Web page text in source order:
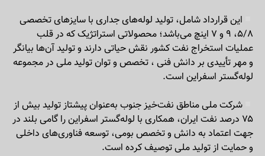
این قرارداد شامل، تولید لوله‌های جداری با سایزهای تخصصی
۵/۸، ۹ و ۷ اینچ می‌باشد؛ محصولاتی استراتژیک که در قلب
عملیات استخراج نفت کشور نقش حیاتی دارند و تولید آن‌ها بیانگر
و مهر تأییدی بر دانش فنی ، تخصص و توان تولید ملی در مجموعه
لوله‌گستر اسفراین است.
شرکت ملی مناطق نفت‌خیز جنوب به‌عنوان پیشتاز تولید بیش از
۷۵ درصد نفت ایران، همکاری با لوله‌گستر اسفراین را گامی بلند در
جهت اعتماد به دانش و تخصص بومی، توسعه فناوری‌های داخلی
و حمایت از تولید ملی توصیف کرده است.